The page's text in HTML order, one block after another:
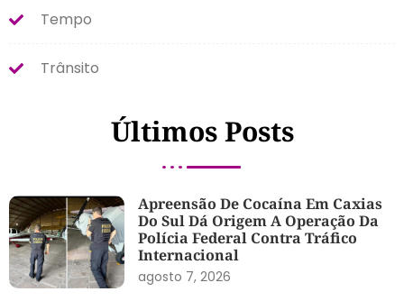
Tempo
Trânsito
Últimos Posts
Apreensão De Cocaína Em Caxias
Do Sul Dá Origem A Operação Da
Polícia Federal Contra Tráfico
Internacional
agosto 7, 2026